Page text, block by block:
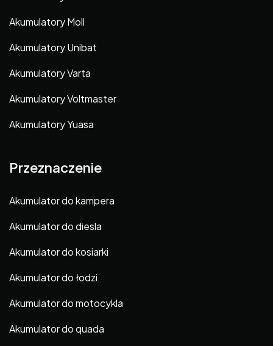
Akumulatory Moll
Akumulatory Unibat
Akumulatory Varta
Akumulatory Voltmaster
Akumulatory Yuasa
Przeznaczenie
Akumulator do kampera
Akumulator do diesla
Akumulator do kosiarki
Akumulator do łodzi
Akumulator do motocykla
Akumulator do quada